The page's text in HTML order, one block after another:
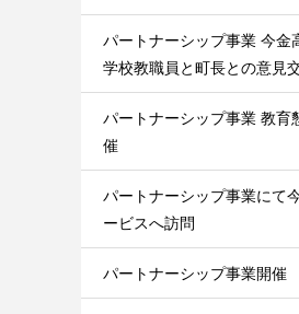
パートナーシップ事業 今金
学校教職員と町長との意見
パートナーシップ事業 教育
催
パートナーシップ事業にて
ービスへ訪問
パートナーシップ事業開催